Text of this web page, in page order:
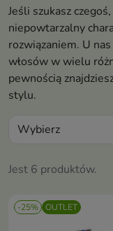
Jeśli szukasz
niepowtarzalny
rozwiązaniem. U
włosów w wielu
pewnością
stylu.
Jest 6 produktów.
Wybierz
-25% OUTLET